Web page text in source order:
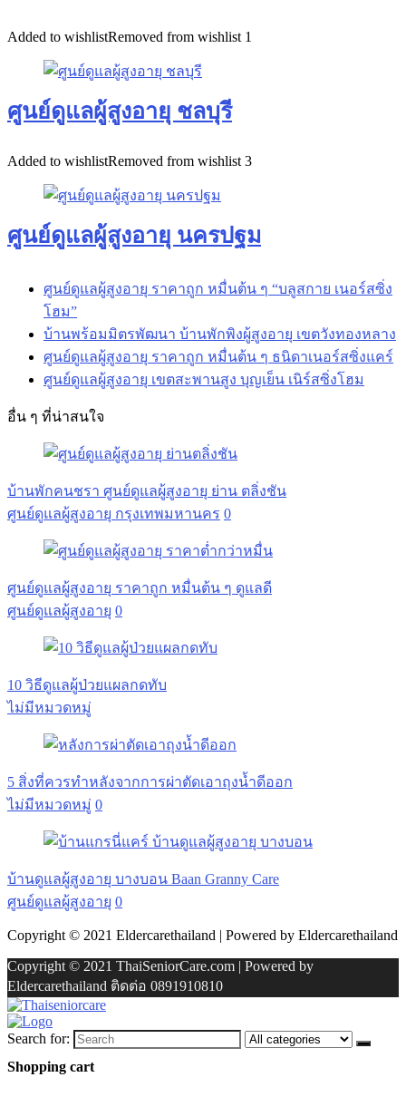
Added to wishlistRemoved from wishlist 1
ศูนย์ดูแลผู้สูงอายุ ชลบุรี
Added to wishlistRemoved from wishlist 3
ศูนย์ดูแลผู้สูงอายุ นครปฐม
ศูนย์ดูแลผู้สูงอายุ ราคาถูก หมื่นต้น ๆ “บลูสกาย เนอร์สซิ่ง
โฮม”
บ้านพร้อมมิตรพัฒนา บ้านพักพิงผู้สูงอายุ เขตวังทองหลาง
ศูนย์ดูแลผู้สูงอายุ ราคาถูก หมื่นต้น ๆ ธนิดาเนอร์สซิ่งแคร์
ศูนย์ดูแลผู้สูงอายุ เขตสะพานสูง บุญเย็น เนิร์สซิ่งโฮม
อื่น ๆ ที่น่าสนใจ
บ้านพักคนชรา ศูนย์ดูแลผู้สูงอายุ ย่าน ตลิ่งชัน
ศูนย์ดูแลผู้สูงอายุ กรุงเทพมหานคร 0
ศูนย์ดูแลผู้สูงอายุ ราคาถูก หมื่นต้น ๆ ดูแลดี
ศูนย์ดูแลผู้สูงอายุ 0
10 วิธีดูแลผู้ป่วยแผลกดทับ
ไม่มีหมวดหมู่
5 สิ่งที่ควรทำหลังจากการผ่าตัดเอาถุงน้ำดีออก
ไม่มีหมวดหมู่ 0
บ้านดูแลผู้สูงอายุ บางบอน Baan Granny Care
ศูนย์ดูแลผู้สูงอายุ 0
Copyright © 2021 Eldercarethailand | Powered by Eldercarethailand
Copyright © 2021 ThaiSeniorCare.com | Powered by
Eldercarethailand ติดต่อ 0891910810
Search for:
Shopping cart